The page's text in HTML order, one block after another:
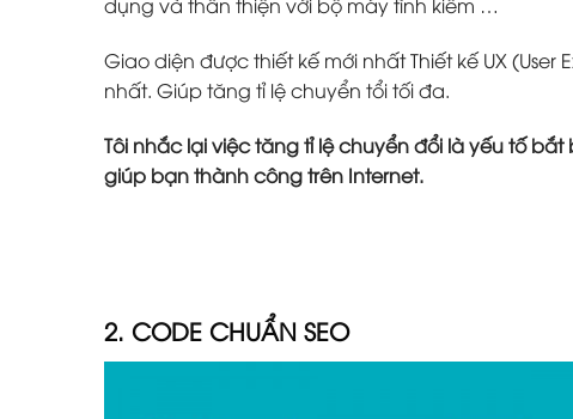
Giao diện được thiết kế mới nhất Thiết kế UX
nhất. Giúp tăng tỉ lệ chuyển tổi tối đa.
Tôi nhắc lại việc tăng tỉ lệ chuyển đổi là yếu tố
giúp bạn thành công trên Internet.
2. CODE CHUẨN SEO